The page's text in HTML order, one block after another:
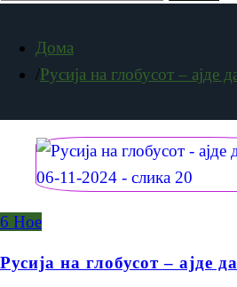
Дома
Русија на глобусот – ајде
6 Ное
Русија на глобусот – ајде